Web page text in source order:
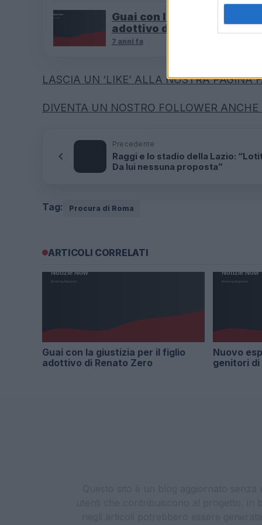
Guai con la giustizia per il
adottivo di Renato Zero
7 anni fa
LASCIA UN ‘LIKE’ ALLA NOSTRA PAGINA
DIVENTA UN NOSTRO FOLLOWER
Precedente
Raggi e lo stadio della Lazio:
Da lui nessuna proposta”
Tag: Procura di Roma
ARTICOLI CORRELATI
Guai con la giustizia per il figlio
adottivo di Renato Zero
Nuovo
genitori